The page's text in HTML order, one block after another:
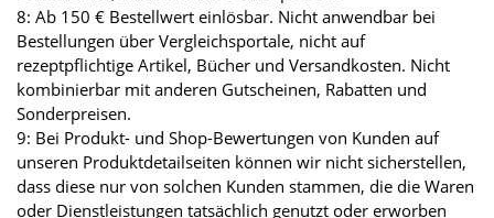
8: Ab 150 € Bestellwert einlösbar. Nicht anwendbar bei
Bestellungen über Vergleichsportale, nicht auf
rezeptpflichtige Artikel, Bücher und Versandkosten. Nicht
kombinierbar mit anderen Gutscheinen, Rabatten und
Sonderpreisen.
9: Bei Produkt- und Shop-Bewertungen von Kunden auf
unseren Produktdetailseiten können wir nicht sicherstellen,
dass diese nur von solchen Kunden stammen, die die Waren
oder Dienstleistungen tatsächlich genutzt oder erworben